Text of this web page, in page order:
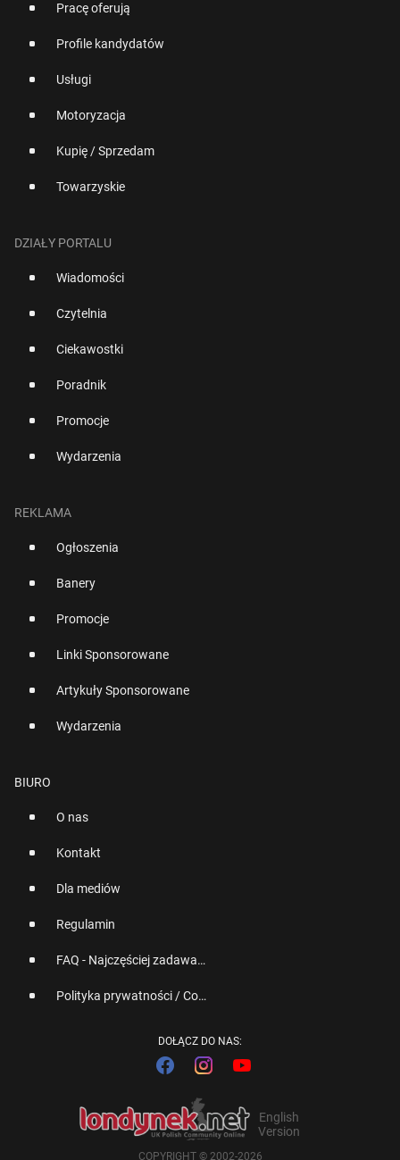
Pracę oferują
Profile kandydatów
Usługi
Motoryzacja
Kupię / Sprzedam
Towarzyskie
DZIAŁY PORTALU
Wiadomości
Czytelnia
Ciekawostki
Poradnik
Promocje
Wydarzenia
REKLAMA
Ogłoszenia
Banery
Promocje
Linki Sponsorowane
Artykuły Sponsorowane
Wydarzenia
BIURO
O nas
Kontakt
Dla mediów
Regulamin
FAQ - Najczęściej zadawane pytania
Polityka prywatności / Cookies
DOŁĄCZ DO NAS:
English
Version
COPYRIGHT © 2002-2026